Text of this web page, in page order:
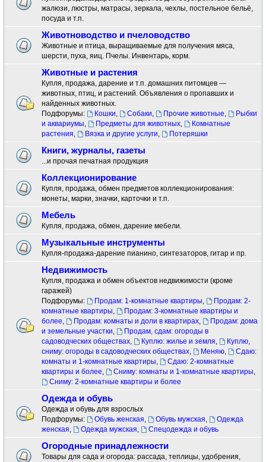
жалюзи, люстры, матрасы, зеркала, чехлы, постельное бельё,
посуда и т.п.
Животноводство и пчеловодство
Животные и птица, выращиваемые для получения мяса,
шерсти, пуха, яиц. Пчелы. Инвентарь, корм.
Животные и растения
Купля, продажа, дарение и т.п. домашних питомцев —
животных, птиц, и растений. Объявления о пропавших и
найденных животных.
Подфорумы:
Кошки, Собаки, Прочие животные,
Рыбки
и аквариумы, Предметы для животных,
Комнатные
растения, Вязка и другие услуги, Потеряшки
Книги, журналы, газеты
...и прочая печатная продукция
Коллекционирование
Купля, продажа, обмен предметов коллекционирования:
монеты, марки, значки, карточки и т.п.
Мебель
Купля, продажа, обмен, дарение мебели.
Музыкальные инструменты
Купля-продажа-дарение пианино, синтезаторов, гитар и пр.
Недвижимость
Купля, продажа и обмен объектов недвижимости (кроме
гаражей)
Подфорумы:
Продам: 1-комнатные квартиры,
Продам: 2-
комнатные квартиры,
Продам: 3-комнатные квартиры и
более, Продам: комнаты и доли в квартирах,
Продам: дома
и земельные участки,
Продам, сдам: огороды в
садоводческих обществах, Куплю: жилье и земля,
Куплю,
сниму: огороды в садоводческих обществах, Меняю,
Сдаю:
комнаты и 1-комнатные квартиры,
Сдаю: 2-комнатные
квартиры и более, Сниму: комнаты и 1-комнатные квартиры,
Сниму: 2-комнатные квартиры и более
Одежда и обувь
Одежда и обувь для взрослых
Подфорумы:
Обувь женская, Обувь мужская,
Одежда
женская, Одежда мужская, Спецодежда и обувь
Огородные принадлежности
Товары для сада и огорода: рассада, теплицы, удобрения,